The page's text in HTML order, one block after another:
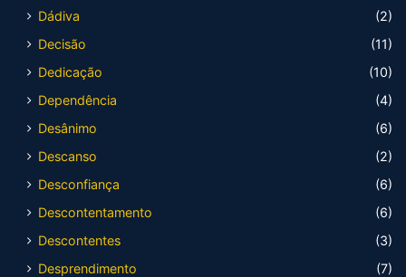
Dádiva
(2)
Decisão
(11)
Dedicação
(10)
Dependência
(4)
Desânimo
(6)
Descanso
(2)
Desconfiança
(6)
Descontentamento
(6)
Descontentes
(3)
Desprendimento
(7)